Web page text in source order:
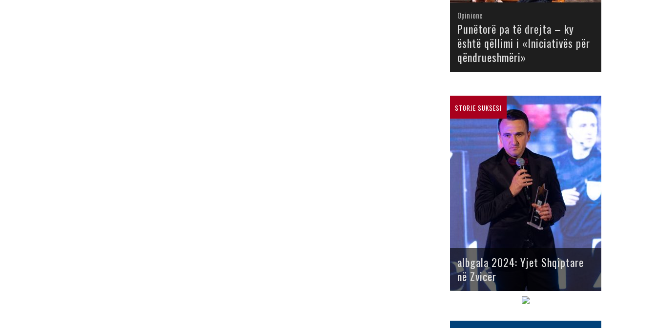
Opinione
Opinione
Punëtorë pa të drejta – ky
është qëllimi i «Iniciativës për
qëndrueshmëri»
Opinione
Opinione
Opinione
Opinione
Opinione
Opinione
STORJE SUKSESI
albgala 2024: Yjet Shqiptare
në Zvicër